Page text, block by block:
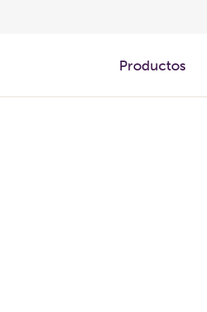
Productos​